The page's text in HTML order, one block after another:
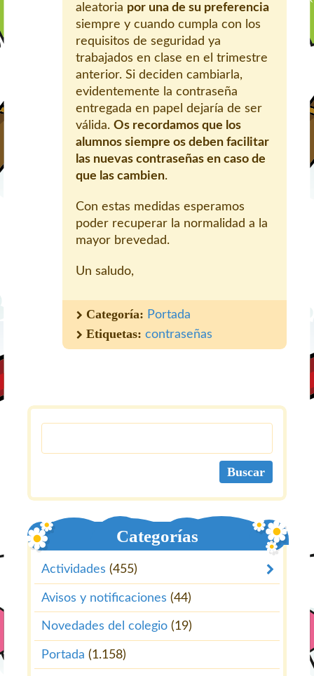
aleatoria por una de su preferencia
siempre y cuando cumpla con los
requisitos de seguridad ya
trabajados en clase en el trimestre
anterior. Si deciden cambiarla,
evidentemente la contraseña
entregada en papel dejaría de ser
válida. Os recordamos que los
alumnos siempre os deben facilitar
las nuevas contraseñas en caso de
que las cambien.
Con estas medidas esperamos
poder recuperar la normalidad a la
mayor brevedad.
Un saludo,
Categoría: Portada
Etiquetas: contraseñas
Categorías
Actividades (455)
Avisos y notificaciones (44)
Novedades del colegio (19)
Portada (1.158)